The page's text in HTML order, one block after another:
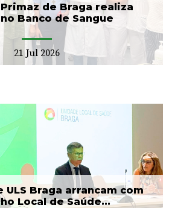
de Braga realiza
Banco de Sangue
21 Jul 2026
ULS Braga arrancam com
Local de Saúde...